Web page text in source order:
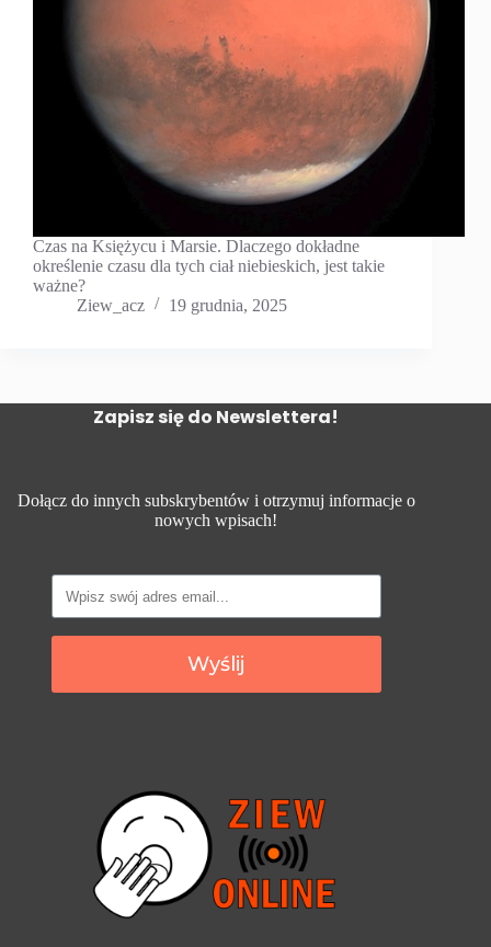
Czas na Księżycu i Marsie. Dlaczego dokładne
określenie czasu dla tych ciał niebieskich, jest takie
ważne?
Ziew_acz
19 grudnia, 2025
Zapisz się do Newslettera!
Dołącz do innych subskrybentów i otrzymuj informacje o
nowych wpisach!
Wyślij